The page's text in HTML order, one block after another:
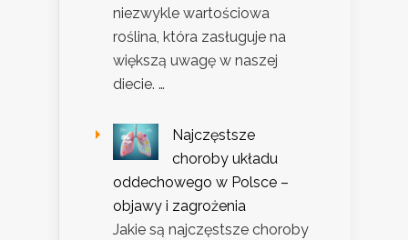
niezwykle wartościowa
roślina, która zasługuje na
większą uwagę w naszej
diecie. …
Najczęstsze
choroby układu
oddechowego w Polsce –
objawy i zagrożenia
Jakie są najczęstsze choroby